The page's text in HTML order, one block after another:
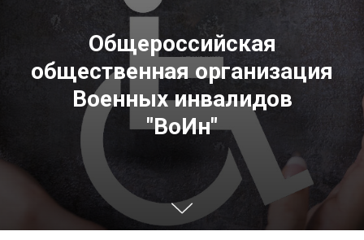
Общероссийская
общественнаяорганизация
Военных инвалидов
"ВоИн"